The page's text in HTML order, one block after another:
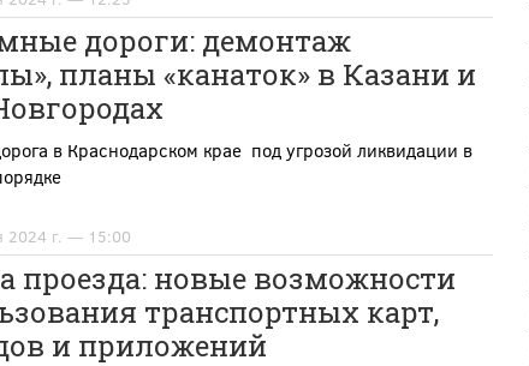
дороги: демонтаж
планы «канаток» в Казани и
в Краснодарском крае под угрозой ликвидации в
2024 г. — 15:00
проезда: новые возможности
транспортных карт,
и приложений